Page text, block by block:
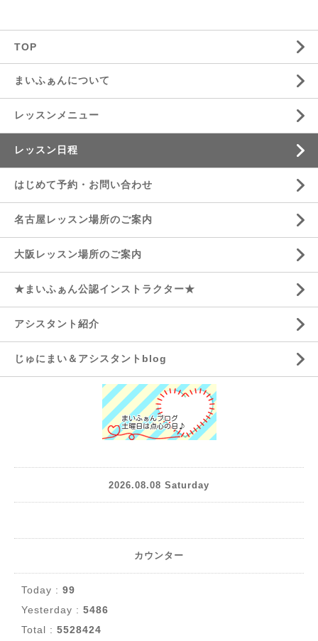
TOP
まいふぁんについて
レッスンメニュー
レッスン日程
はじめて予約・お問い合わせ
名古屋レッスン場所のご案内
大阪レッスン場所のご案内
★まいふぁん公認インストラクター★
アシスタント紹介
じゅにまい＆アシスタントblog
2026.08.08 Saturday
カウンター
Today : 99
Yesterday : 5486
Total : 5528424